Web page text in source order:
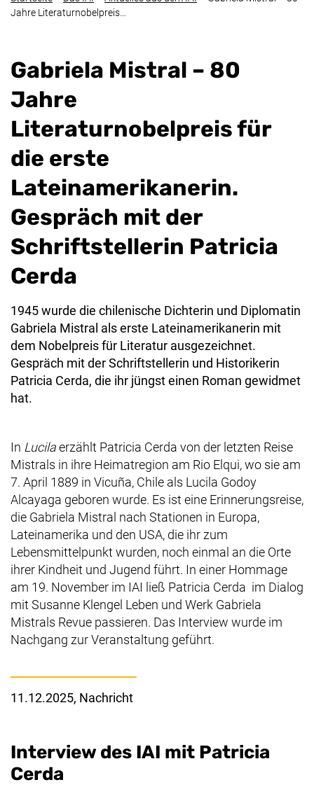
Jahre Literaturnobelpreis…
Gabriela Mistral – 80
Jahre
Literaturnobelpreis für
die erste
Lateinamerikanerin.
Gespräch mit der
Schriftstellerin Patricia
Cerda
1945 wurde die chilenische Dichterin und Diplomatin
Gabriela Mistral als erste Lateinamerikanerin mit
dem Nobelpreis für Literatur ausgezeichnet.
Gespräch mit der Schriftstellerin und Historikerin
Patricia Cerda, die ihr jüngst einen Roman gewidmet
hat.
In Lucilaerzählt Patricia Cerda von der letzten Reise
Mistrals in ihre Heimatregion am Rio Elqui,wo sie am
7. April 1889 in Vicuña, Chile als Lucila Godoy
Alcayaga geboren wurde. Es ist eine Erinnerungsreise,
die Gabriela Mistral nach Stationen in Europa,
Lateinamerika und den USA, die ihr zum
Lebensmittelpunkt wurden, noch einmal an die Orte
ihrer Kindheit und Jugend führt. In einer Hommage
am 19. November im IAI ließ Patricia Cerda im Dialog
mit Susanne Klengel Leben und Werk Gabriela
Mistrals Revue passieren. Das Interview wurde im
Nachgang zur Veranstaltung geführt.
11.12.2025, Nachricht
Interview des IAI mit Patricia
Cerda